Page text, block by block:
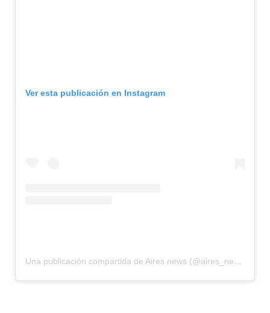
Ver esta publicación en Instagram
Una publicación compartida de Aires news (@aires_news)